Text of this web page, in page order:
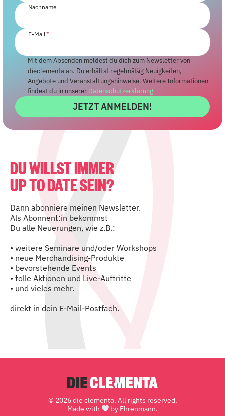
Nachname
E-Mail*
Mit dem Absenden meldest du dich zum Newsletter von
dieclementa an. Du erhältst regelmäßig Neuigkeiten,
Angebote und Veranstaltungshinweise. Weitere Informationen
findest du in unserer Datenschutzerklärung
JETZT ANMELDEN!
DU WILLST IMMER
UP TO DATE SEIN?
Dann abonniere meinen Newsletter.
Als Abonnent:in bekommst
Du alle Neuerungen, wie z.B.:
• weitere Seminare und/oder Workshops
• neue Merchandising-Produkte
• bevorstehende Events
• tolle Aktionen und Live-Auftritte
• und vieles mehr.
direkt in dein E-Mail-Postfach.
© 2026 die clementa. All rights reserved.
Made with
by Ehrenmann.